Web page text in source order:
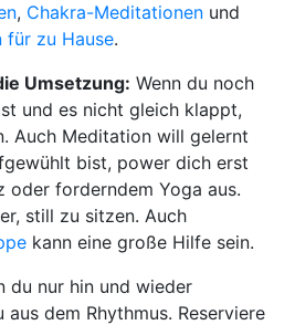
, Chakra-Meditationen und
für zu Hause.
Umsetzung: Wenn du noch
und es nicht gleich klappt,
Auch Meditation will gelernt
bist, power dich erst
oder forderndem Yoga aus.
still zu sitzen. Auch
kann eine große Hilfe sein.
du nur hin und wieder
dem Rhythmus. Reserviere